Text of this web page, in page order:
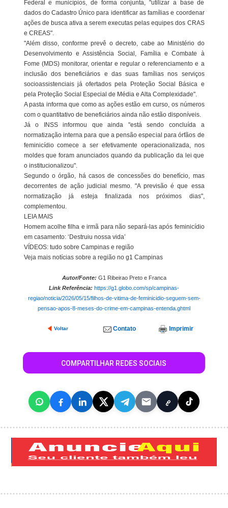
Federal e municípios, de forma conjunta, "utilizar a base de
dados do Cadastro Único para identificar as famílias e coordenar
ações de busca ativa a serem executas pelas equipes dos CRAS
e CREAS".
"Além disso, conforme prevê o decreto, cabe ao Ministério do
Desenvolvimento e Assistência Social, Família e Combate à
Fome (MDS) monitorar, orientar e regular o referenciamento e a
inclusão dos beneficiários e das suas famílias nos serviços
socioassistenciais já ofertados pela Proteção Social Básica e
pela Proteção Social Especial de Média e Alta Complexidade".
A pasta informa que como as ações estão em curso, os números
com o quantitativo de beneficiários ainda não estão disponíveis.
Já o INSS informou que ainda "está sendo concluída a
normatização interna para que a pensão especial para órfãos de
feminicídio comece a ser efetivamente operacionalizada, nos
moldes que foram anunciados quando da publicação da lei que
o institucionalizou".
Segundo o órgão, há casos de concessões do benefício, mas
decorrentes de ação judicial mesmo. "A previsão é que essa
normatização já esteja finalizada nos próximos dias",
complementou.
LEIA MAIS
Homem acolhe filha e irmã para não separá-las após feminicídio
em casamento: ‘Destruiu nossa vida’
VÍDEOS: tudo sobre Campinas e região
Veja mais notícias sobre a região no g1 Campinas
Autor/Fonte: G1 Ribeirao Preto e Franca
Link Referência: https://g1.globo.com/sp/campinas-
regiao/noticia/2026/05/15/filhos-de-vitima-de-feminicidio-seguem-sem-
pensao-apos-8-meses-do-crime-em-campinas-entenda.ghtml
Voltar Contato Imprimir
COMPARTILHAR REDES SOCIAIS